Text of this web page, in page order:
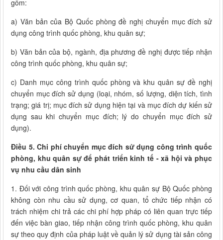
gồm:
a) Văn bản của Bộ Quốc phòng đề nghị chuyển mục đích sử
dụng công trình quốc phòng, khu quân sự;
b) Văn bản của bộ, ngành, địa phương đề nghị được tiếp nhận
công trình quốc phòng, khu quân sự;
c) Danh mục công trình quốc phòng và khu quân sự đề nghị
chuyển mục đích sử dụng (loại, nhóm, số lượng, diện tích, tình
trạng; giá trị; mục đích sử dụng hiện tại và mục đích dự kiến sử
dụng sau khi chuyển mục đích; lý do chuyển mục đích sử
dụng).
Điều 5. Chi phí chuyển mục đích sử dụng công trình quốc
phòng, khu quân sự để phát triển kinh tế - xã hội và phục
vụ nhu cầu dân sinh
1. Đối với công trình quốc phòng, khu quân sự Bộ Quốc phòng
không còn nhu cầu sử dụng, cơ quan, tổ chức tiếp nhận có
trách nhiệm chi trả các chi phí hợp pháp có liên quan trực tiếp
đến việc bàn giao, tiếp nhận công trình quốc phòng, khu quân
sự theo quy định của pháp luật về quản lý sử dụng tài sản công